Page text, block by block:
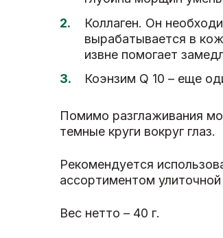
Коллаген. Он
вырабатывается в
извне помогает
Коэнзим Q 10 – еще
Помимо разглаживания
темные круги вокруг глаз.
Рекомендуется
ассортиментом
Вес нетто – 40 г.